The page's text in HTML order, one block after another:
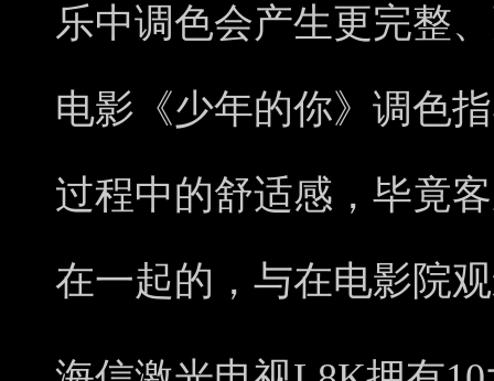
乐中调色会产生更完整
电影《少年的你》调色
过程中的舒适感，毕竟
在一起的，与在电影院